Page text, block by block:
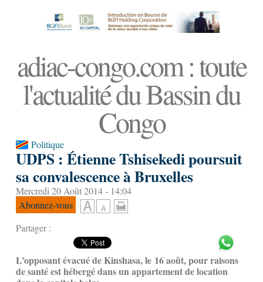
adiac-congo.com : toute
l'actualité du Bassin du
Congo
Politique
UDPS : Étienne Tshisekedi poursuit
sa convalescence à Bruxelles
Mercredi 20 Août 2014 - 14:04
Abonnez-vous
Partager :
L’opposant évacué de Kinshasa, le 16 août, pour raisons
de santé est hébergé dans un appartement de location